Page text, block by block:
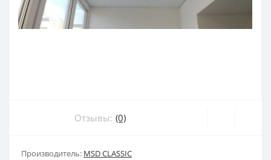
Отзывы: (0)
Производитель: MSD CLASSIC